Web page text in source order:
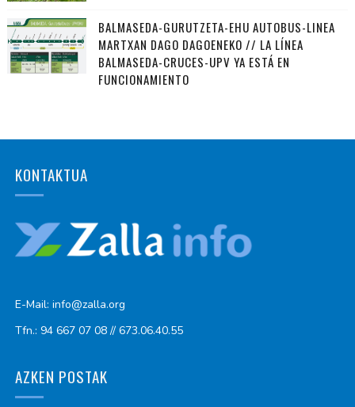
BALMASEDA-GURUTZETA-EHU AUTOBUS-LINEA
MARTXAN DAGO DAGOENEKO // LA LÍNEA
BALMASEDA-CRUCES-UPV YA ESTÁ EN
FUNCIONAMIENTO
KONTAKTUA
E-Mail: info@zalla.org
Tfn.: 94 667 07 08 // 673.06.40.55
AZKEN POSTAK